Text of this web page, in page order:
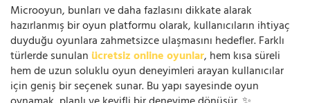
Microoyun, bunları ve daha fazlasını dikkate alarak
hazırlanmış bir oyun platformu olarak, kullanıcıların ihtiyaç
duyduğu oyunlara zahmetsizce ulaşmasını hedefler. Farklı
türlerde sunulan ücretsiz online oyunlar, hem kısa süreli
hem de uzun soluklu oyun deneyimleri arayan kullanıcılar
için geniş bir seçenek sunar. Bu yapı sayesinde oyun